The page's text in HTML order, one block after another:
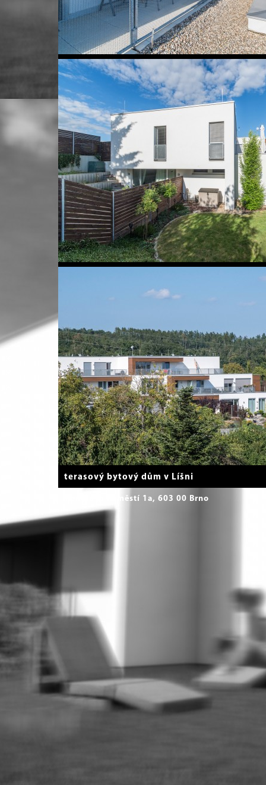
terasový bytový dům v Líšni
mendlovo náměstí 1a, 603 00 Brno